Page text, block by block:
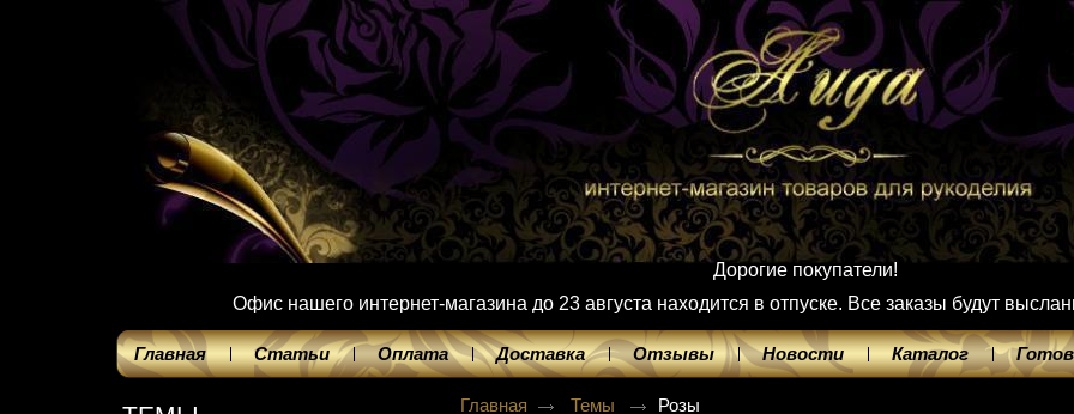
Дорогие покупатели!
Офис нашего интернет-магазина до 23 августа находится в отпуске. Все заказы будут
Главная Статьи Оплата Доставка Отзывы Новости Каталог
Главная Темы Розы